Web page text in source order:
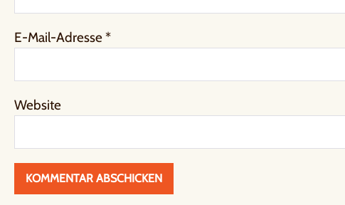
E-Mail-Adresse*
Website